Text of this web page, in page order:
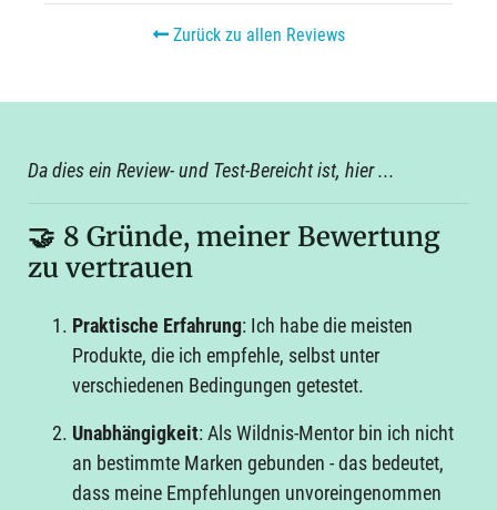
Zurück zu allen Reviews
Da dies ein Review- und Test-Bereicht ist, hier ...
🤝 8 Gründe, meiner Bewertung
zu vertrauen
Praktische Erfahrung: Ich habe die meisten
Produkte, die ich empfehle, selbst unter
verschiedenen Bedingungen getestet.
Unabhängigkeit: Als Wildnis-Mentor bin ich nicht
an bestimmte Marken gebunden - das bedeutet,
dass meine Empfehlungen unvoreingenommen